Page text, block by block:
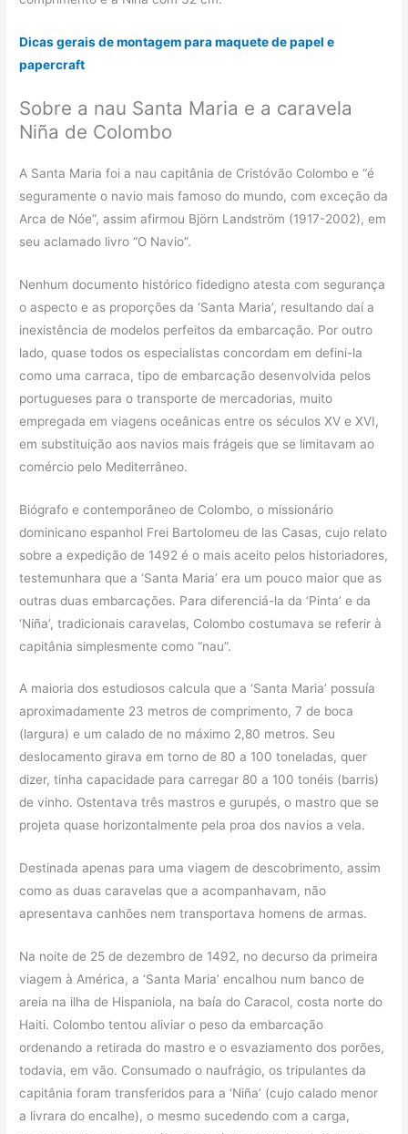
Dicas gerais de montagem para maquete de papel e
papercraft
Sobre a nau Santa Maria e a caravela
Niña de Colombo
A Santa Maria foi a nau capitânia de Cristóvão Colombo e “é
seguramente o navio mais famoso do mundo, com exceção da
Arca de Nóe”, assim afirmou Björn Landström (1917-2002), em
seu aclamado livro “O Navio”.
Nenhum documento histórico fidedigno atesta com segurança
o aspecto e as proporções da ‘Santa Maria’, resultando daí a
inexistência de modelos perfeitos da embarcação. Por outro
lado, quase todos os especialistas concordam em defini-la
como uma carraca, tipo de embarcação desenvolvida pelos
portugueses para o transporte de mercadorias, muito
empregada em viagens oceânicas entre os séculos XV e XVI,
em substituição aos navios mais frágeis que se limitavam ao
comércio pelo Mediterrâneo.
Biógrafo e contemporâneo de Colombo, o missionário
dominicano espanhol Frei Bartolomeu de las Casas, cujo relato
sobre a expedição de 1492 é o mais aceito pelos historiadores,
testemunhara que a ‘Santa Maria’ era um pouco maior que as
outras duas embarcações. Para diferenciá-la da ‘Pinta’ e da
‘Niña’, tradicionais caravelas, Colombo costumava se referir à
capitânia simplesmente como “nau”.
A maioria dos estudiosos calcula que a ‘Santa Maria’ possuía
aproximadamente 23 metros de comprimento, 7 de boca
(largura) e um calado de no máximo 2,80 metros. Seu
deslocamento girava em torno de 80 a 100 toneladas, quer
dizer, tinha capacidade para carregar 80 a 100 tonéis (barris)
de vinho. Ostentava três mastros e gurupés, o mastro que se
projeta quase horizontalmente pela proa dos navios a vela.
Destinada apenas para uma viagem de descobrimento, assim
como as duas caravelas que a acompanhavam, não
apresentava canhões nem transportava homens de armas.
Na noite de 25 de dezembro de 1492, no decurso da primeira
viagem à América, a ‘Santa Maria’ encalhou num banco de
areia na ilha de Hispaniola, na baía do Caracol, costa norte do
Haiti. Colombo tentou aliviar o peso da embarcação
ordenando a retirada do mastro e o esvaziamento dos porões,
todavia, em vão. Consumado o naufrágio, os tripulantes da
capitânia foram transferidos para a ‘Niña’ (cujo calado menor
a livrara do encalhe), o mesmo sucedendo com a carga,